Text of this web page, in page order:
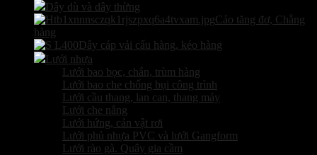
Dây dù và dây thừng
Cảo tăng đơ, Chằng
hàng
Dây cáp vải cẩu hàng, kéo hàng
Lưới nhựa
Lưới bao bọc, chắn, trùm hàng
Lưới bao che chống bụi công trình
Lưới cầu thang, lan can, thang máy
Lưới che nắng
Lưới hứng, cản vật rơi
Lưới phủ nhựa PVC và lưới Gangform
Lưới rào gà. Quây gia cầm